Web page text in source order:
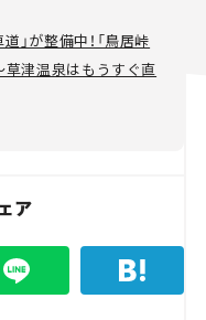
」が整備中！「鳥居峠
草津温泉はもうすぐ直
ア